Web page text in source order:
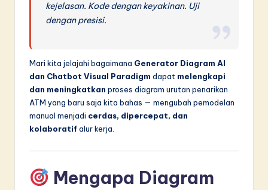
kejelasan. Kode dengan keyakinan. Uji
dengan presisi.
Mari kita jelajahi bagaimana Generator Diagram AI
dan Chatbot Visual Paradigm dapat melengkapi
dan meningkatkan proses diagram urutan penarikan
ATM yang baru saja kita bahas — mengubah pemodelan
manual menjadi cerdas, dipercepat, dan
kolaboratif alur kerja.
Mengapa Diagram